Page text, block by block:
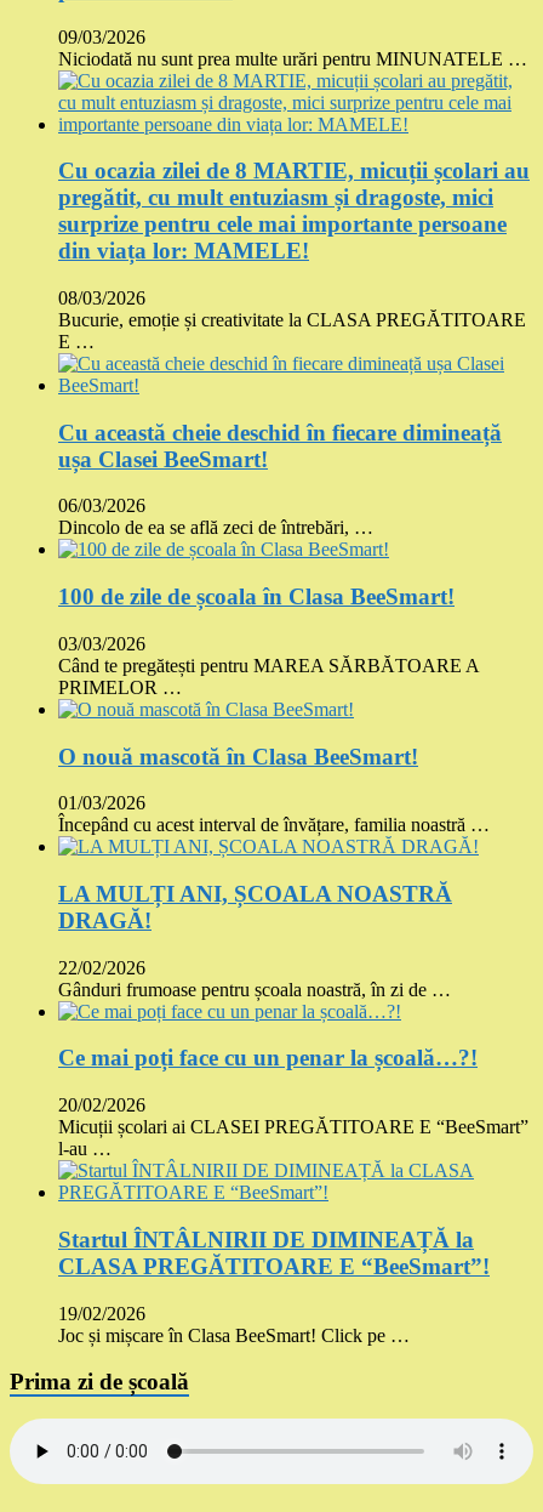
09/03/2026
Niciodată nu sunt prea multe urări pentru MINUNATELE …
Cu ocazia zilei de 8 MARTIE, micuții școlari au
pregătit, cu mult entuziasm și dragoste, mici
surprize pentru cele mai importante persoane
din viața lor: MAMELE!
08/03/2026
Bucurie, emoție și creativitate la CLASA PREGĂTITOARE
E …
Cu această cheie deschid în fiecare dimineață
ușa Clasei BeeSmart!
06/03/2026
Dincolo de ea se află zeci de întrebări, …
100 de zile de școala în Clasa BeeSmart!
03/03/2026
Când te pregătești pentru MAREA SĂRBĂTOARE A
PRIMELOR …
O nouă mascotă în Clasa BeeSmart!
01/03/2026
Începând cu acest interval de învățare, familia noastră …
LA MULȚI ANI, ȘCOALA NOASTRĂ
DRAGĂ!
22/02/2026
Gânduri frumoase pentru școala noastră, în zi de …
Ce mai poți face cu un penar la școală…?!
20/02/2026
Micuții școlari ai CLASEI PREGĂTITOARE E “BeeSmart”
l-au …
Startul ÎNTÂLNIRII DE DIMINEAȚĂ la
CLASA PREGĂTITOARE E “BeeSmart”!
19/02/2026
Joc și mișcare în Clasa BeeSmart! Click pe …
Prima zi de școală